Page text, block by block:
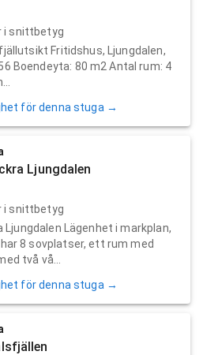
i snittbetyg
Fritidshus, Ljungdalen,
Boendeyta: 80 m2 Antal rum: 4
för denna stuga →
Ljungdalen
i snittbetyg
Ljungdalen Lägenhet i markplan,
8 sovplatser, ett rum med
två vå...
för denna stuga →